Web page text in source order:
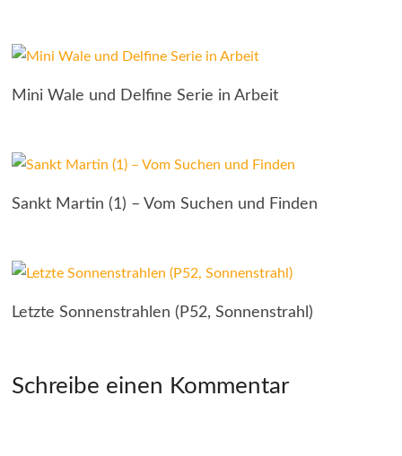
Mini Wale und Delfine Serie in Arbeit
Sankt Martin (1) – Vom Suchen und Finden
Letzte Sonnenstrahlen (P52, Sonnenstrahl)
Schreibe einen Kommentar